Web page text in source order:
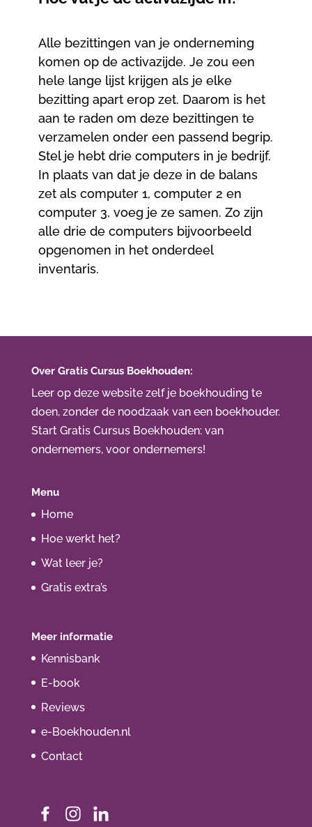
Alle bezittingen van je onderneming
komen op de activazijde. Je zou een
hele lange lijst krijgen als je elke
bezitting apart erop zet. Daarom is het
aan te raden om deze bezittingen te
verzamelen onder een passend begrip.
Stel je hebt drie computers in je bedrijf.
In plaats van dat je deze in de balans
zet als computer 1, computer 2 en
computer 3, voeg je ze samen. Zo zijn
alle drie de computers bijvoorbeeld
opgenomen in het onderdeel
inventaris.
Over Gratis Cursus Boekhouden:
Leer op deze website zelf je boekhouding te
doen, zonder de noodzaak van een boekhouder.
Start Gratis Cursus Boekhouden: van
ondernemers, voor ondernemers!
Menu
Home
Hoe werkt het?
Wat leer je?
Gratis extra’s
Meer informatie
Kennisbank
E-book
Reviews
e-Boekhouden.nl
Contact